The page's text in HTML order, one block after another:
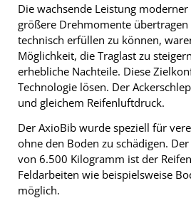
Die wachsende Leistung
größere Drehmomente
technisch erfüllen zu können,
Möglichkeit, die Traglast zu
erhebliche Nachteile. Diese
Technologie lösen. Der
und gleichem Reifenluftdruck.
Der AxioBib wurde speziell für
ohne den Boden zu schädigen.
von 6.500 Kilogramm ist der
Feldarbeiten wie beispielsweise
möglich.